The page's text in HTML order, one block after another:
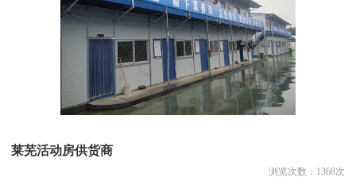
莱芜活动房供货商
浏览次数： 1368次